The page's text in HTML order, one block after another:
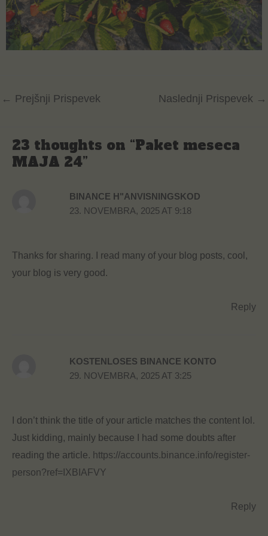
← Prejšnji Prispevek Naslednji Prispevek →
23 thoughts on “Paket meseca
MAJA 24”
BINANCE H"ANVISNINGSKOD
23. NOVEMBRA, 2025 AT 9:18
Thanks for sharing. I read many of your blog posts, cool,
your blog is very good.
Reply
KOSTENLOSES BINANCE KONTO
29. NOVEMBRA, 2025 AT 3:25
I don’t think the title of your article matches the content lol.
Just kidding, mainly because I had some doubts after
reading the article. https://accounts.binance.info/register-
person?ref=IXBIAFVY
Reply